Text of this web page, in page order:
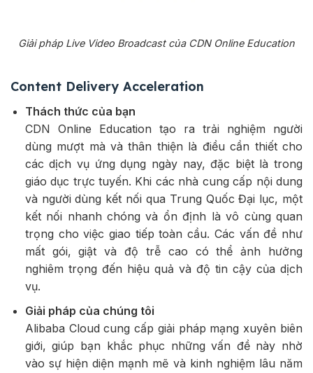
Giải pháp Live Video Broadcast của CDN Online Education
Content Delivery Acceleration
Thách thức của bạn
CDN Online Education tạo ra trải nghiệm người
dùng mượt mà và thân thiện là điều cần thiết cho
các dịch vụ ứng dụng ngày nay, đặc biệt là trong
giáo dục trực tuyến. Khi các nhà cung cấp nội dung
và người dùng kết nối qua Trung Quốc Đại lục, một
kết nối nhanh chóng và ổn định là vô cùng quan
trọng cho việc giao tiếp toàn cầu. Các vấn đề như
mất gói, giật và độ trễ cao có thể ảnh hưởng
nghiêm trọng đến hiệu quả và độ tin cậy của dịch
vụ.
Giải pháp của chúng tôi
Alibaba Cloud cung cấp giải pháp mạng xuyên biên
giới, giúp bạn khắc phục những vấn đề này nhờ
vào sự hiện diện mạnh mẽ và kinh nghiệm lâu năm